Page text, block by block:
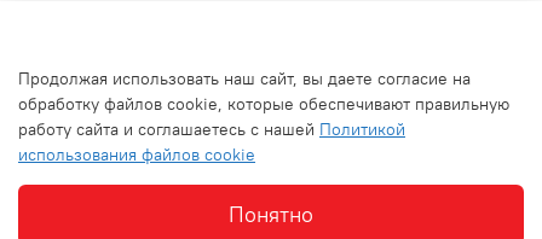
Блог
Обратная связь
Продолжая использовать наш сайт, вы даете согласие на
обработку файлов cookie, которые обеспечивают правильную
работу сайта и соглашаетесь с нашей Политикой
использования файлов cookie
Понятно